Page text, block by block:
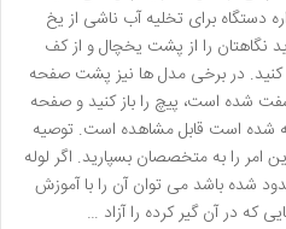
دستگاه برای تخلیه آب ناشی از یخ
نگاهتان را از پشت یخچال و از کف
کنید. در برخی مدل ها نیز پشت صفحه
شده است، پیچ را باز کنید و صفحه
شده است قابل مشاهده است. توصیه
را به متخصصان بسپارید. اگر لوله
شده باشد می توان آن را با آموزش
که در آن گیر کرده را آزاد …